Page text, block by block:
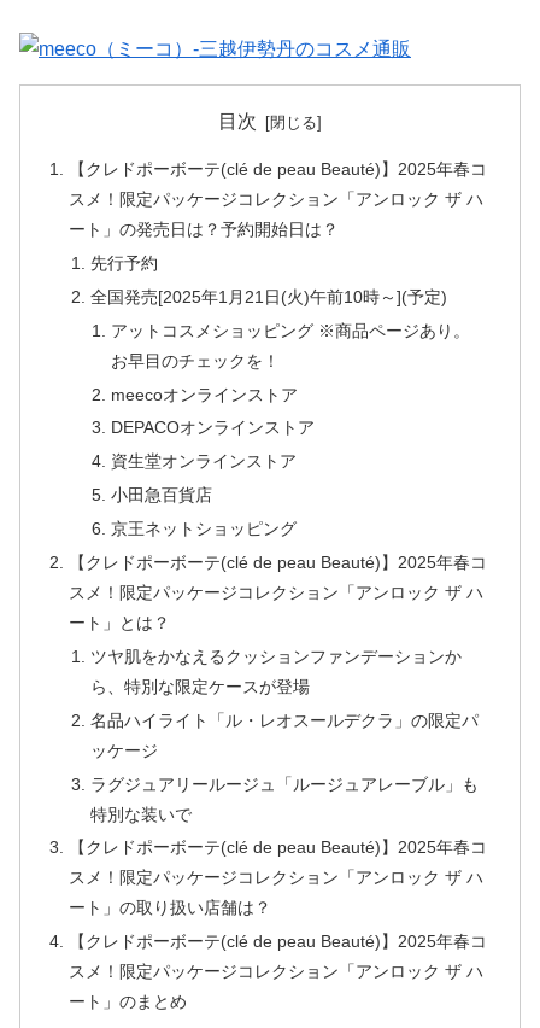
目次
【クレドポーボーテ(clé de peau Beauté)】2025年春コ
スメ！限定パッケージコレクション「アンロック ザ ハ
ート」の発売日は？予約開始日は？
先行予約
全国発売[2025年1月21日(火)午前10時～](予定)
アットコスメショッピング ※商品ページあり。
お早目のチェックを！
meecoオンラインストア
DEPACOオンラインストア
資生堂オンラインストア
小田急百貨店
京王ネットショッピング
【クレドポーボーテ(clé de peau Beauté)】2025年春コ
スメ！限定パッケージコレクション「アンロック ザ ハ
ート」とは？
ツヤ肌をかなえるクッションファンデーションか
ら、特別な限定ケースが登場
名品ハイライト「ル・レオスールデクラ」の限定パ
ッケージ
ラグジュアリールージュ「ルージュアレーブル」も
特別な装いで
【クレドポーボーテ(clé de peau Beauté)】2025年春コ
スメ！限定パッケージコレクション「アンロック ザ ハ
ート」の取り扱い店舗は？
【クレドポーボーテ(clé de peau Beauté)】2025年春コ
スメ！限定パッケージコレクション「アンロック ザ ハ
ート」のまとめ